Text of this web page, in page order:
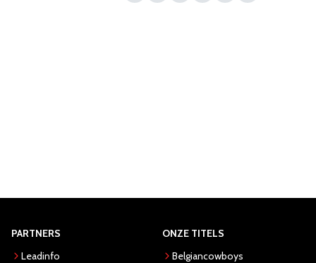
PARTNERS
Leadinfo
ONZE TITELS
Belgiancowboys